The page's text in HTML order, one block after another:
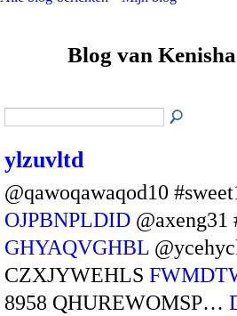
Blog van
ylzuvltd
@qawoqawaqod10
OJPBNPLDID
GHYAQVGHBL
CZXJYWEHLS
8958 QHUREWOMSP…